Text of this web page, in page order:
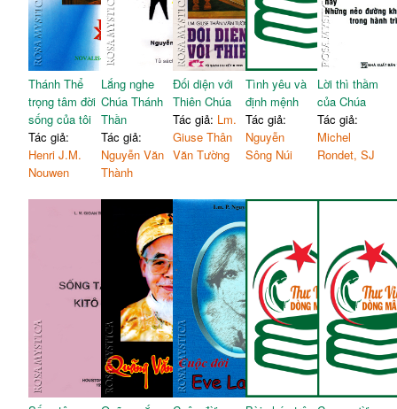
Thánh Thể
trọng tâm đời
sống của tôi
Tác giả:
Henri J.M.
Nouwen
Lắng nghe
Chúa Thánh
Thần
Tác giả:
Nguyễn Văn
Thành
Đối diện với
Thiên Chúa
Tác giả: Lm.
Giuse Thân
Văn Tường
Tình yêu và
định mệnh
Tác giả:
Nguyễn
Sông Núi
Lời thì thầm
của Chúa
Tác giả:
Michel
Rondet, SJ